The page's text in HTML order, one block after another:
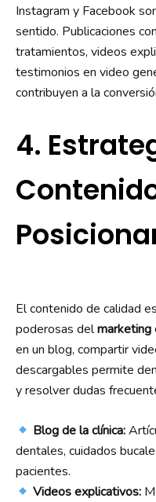
Instagram y Facebook
sentido. Publicaciones
tratamientos, videos
testimonios en video
contribuyen a la
4.
El contenido de calidad
poderosas delmarketing
en un blog, compartir
descargables permite
y resolver dudas
Blog de la clínica:
dentales, cuidados
pacientes.
Videos explicativos: